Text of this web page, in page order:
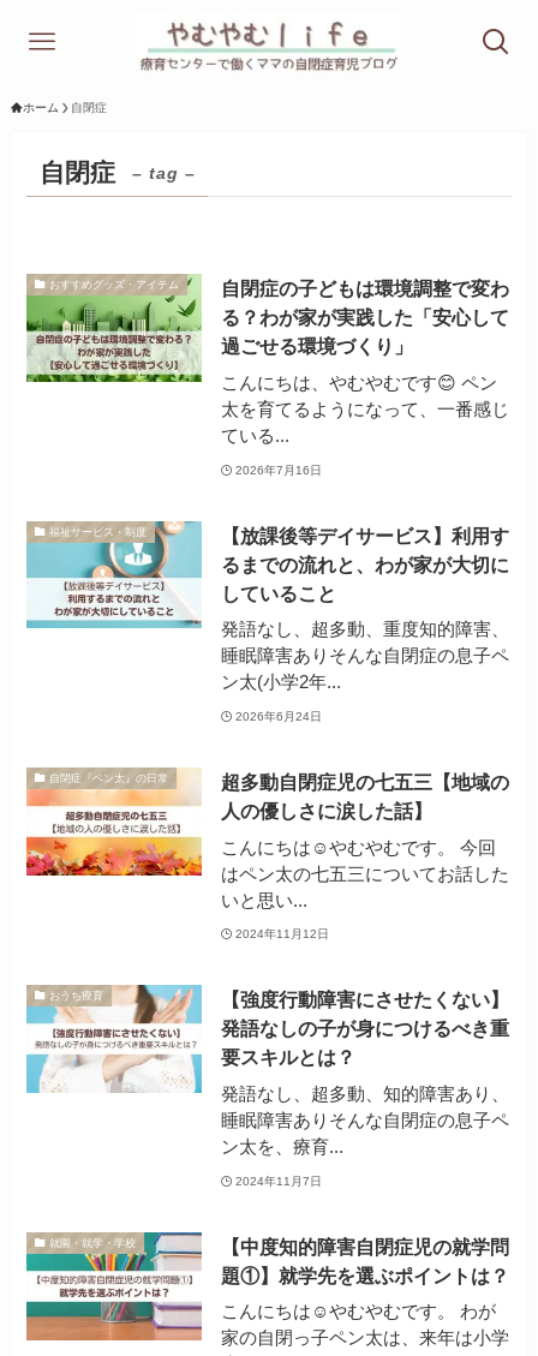
ホーム 自閉症
自閉症 – tag –
おすすめグッズ・アイテム
自閉症の子どもは環境調整で変わ
る？わが家が実践した「安心して
過ごせる環境づくり」
こんにちは、やむやむです😊 ペン
太を育てるようになって、一番感じ
ている...
2026年7月16日
福祉サービス・制度
【放課後等デイサービス】利用す
るまでの流れと、わが家が大切に
していること
発語なし、超多動、重度知的障害、
睡眠障害ありそんな自閉症の息子ペ
ン太(小学2年...
2026年6月24日
自閉症『ペン太』の日常
超多動自閉症児の七五三【地域の
人の優しさに涙した話】
こんにちは☺やむやむです。 今回
はペン太の七五三についてお話した
いと思い...
2024年11月12日
おうち療育
【強度行動障害にさせたくない】
発語なしの子が身につけるべき重
要スキルとは？
発語なし、超多動、知的障害あり、
睡眠障害ありそんな自閉症の息子ペ
ン太を、療育...
2024年11月7日
就園・就学・学校
【中度知的障害自閉症児の就学問
題①】就学先を選ぶポイントは？
こんにちは☺やむやむです。 わが
家の自閉っ子ペン太は、来年は小学